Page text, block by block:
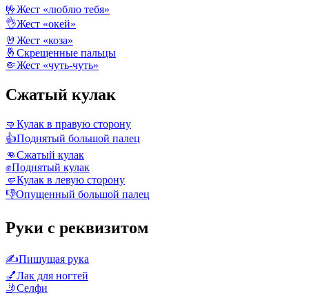
🤟Жест «люблю тебя»
👌Жест «окей»
🤘 Жест «коза»
🤞 Скрещенные пальцы
🤏Жест «чуть-чуть»
Сжатый кулак
🤜 Кулак в правую сторону
👍Поднятый большой палец
👊Сжатый кулак
✊Поднятый кулак
🤛Кулак в левую сторону
👎Опущенный большой палец
Руки с реквизитом
✍️Пишущая рука
💅Лак для ногтей
🤳Селфи